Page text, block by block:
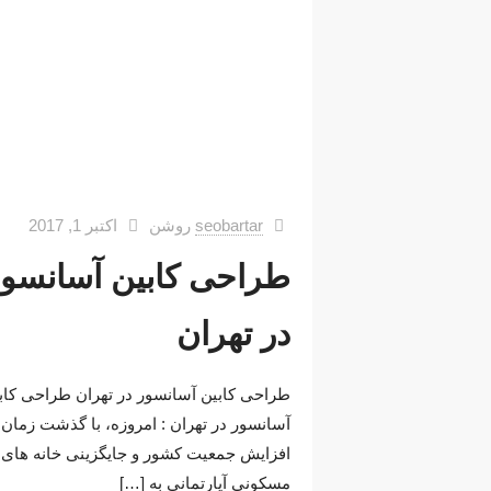
seobartar روشن اکتبر 1, 2017
طراحی کابین
در تهران
طراحی کابین آسانسور در تهران طراحی
آسانسور در تهران : امروزه، با گذشت
افزایش جمعیت کشور و جایگزینی خانه های
مسکونی آپارتمانی به […]